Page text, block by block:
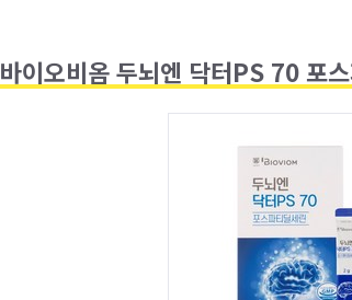
바이오비옴 두뇌엔 닥터PS 70 포